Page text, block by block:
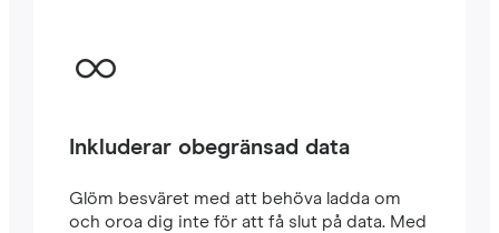
Inkluderar obegränsad data
Glöm besväret med att behöva ladda om
och oroa dig inte för att få slut på data. Med